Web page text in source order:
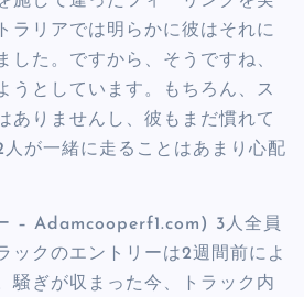
ラリアでは明らかに彼はそれに
した。ですから、そうですね、
うとしています。もちろん、ス
ありませんし、彼もまだ慣れて
が一緒に走ることはあまり心配
– Adamcooperf1.com) 3人全員
ックのエントリーは2週間前によ
騒ぎが収まった今、トラック内